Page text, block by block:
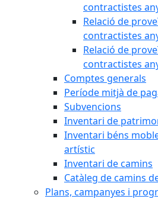
contractistes
Relació de
contractistes
Relació de
contractistes
Comptes generals
Període mitjà de
Subvencions
Inventari de
Inventari béns
artístic
Inventari de camins
Catàleg de camins
Plans, campanyes i